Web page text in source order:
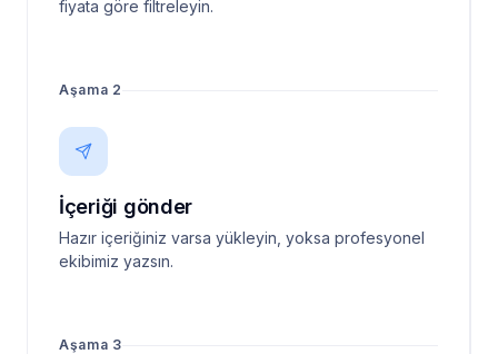
fiyata göre filtreleyin.
Aşama 2
İçeriği gönder
Hazır içeriğiniz varsa yükleyin, yoksa profesyonel
ekibimiz yazsın.
Aşama 3